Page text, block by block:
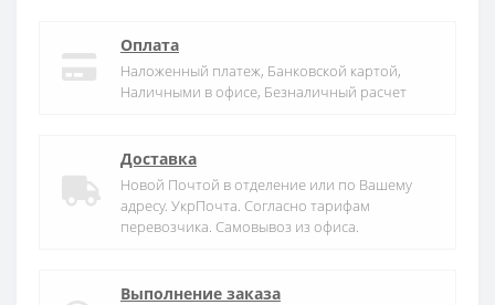
Оплата
Наложенный платеж, Банковской картой,
Наличными в офисе, Безналичный расчет
Доставка
Новой Почтой в отделение или по Вашему
адресу. УкрПочта. Согласно тарифам
перевозчика. Самовывоз из офиса.
Выполнение заказа